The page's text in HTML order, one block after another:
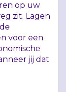
op uw
zit. Lagen
voor een
jij dat